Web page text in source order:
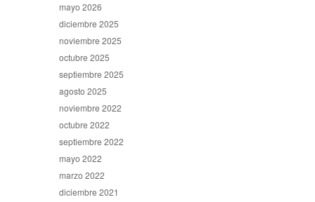
mayo 2026
diciembre 2025
noviembre 2025
octubre 2025
septiembre 2025
agosto 2025
noviembre 2022
octubre 2022
septiembre 2022
mayo 2022
marzo 2022
diciembre 2021